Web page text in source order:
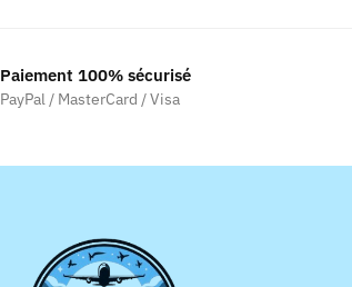
variations.
peuvent
sur
la
Paiement 100% sécurisé
PayPal / MasterCard / Visa